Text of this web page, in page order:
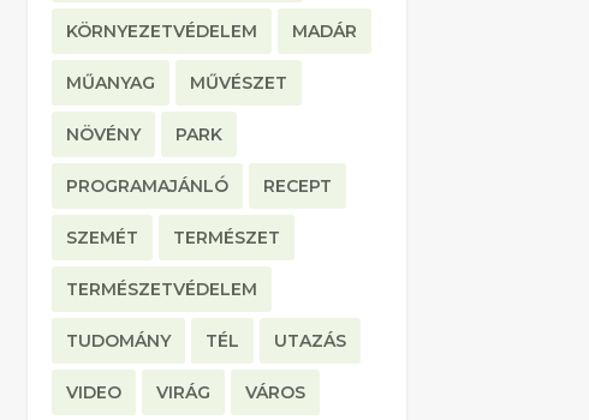
KÖRNYEZETVÉDELEM MADÁR
MŰANYAG MŰVÉSZET
NÖVÉNY PARK
PROGRAMAJÁNLÓ RECEPT
SZEMÉT TERMÉSZET
TERMÉSZETVÉDELEM
TUDOMÁNY TÉL UTAZÁS
VIDEO VIRÁG VÁROS